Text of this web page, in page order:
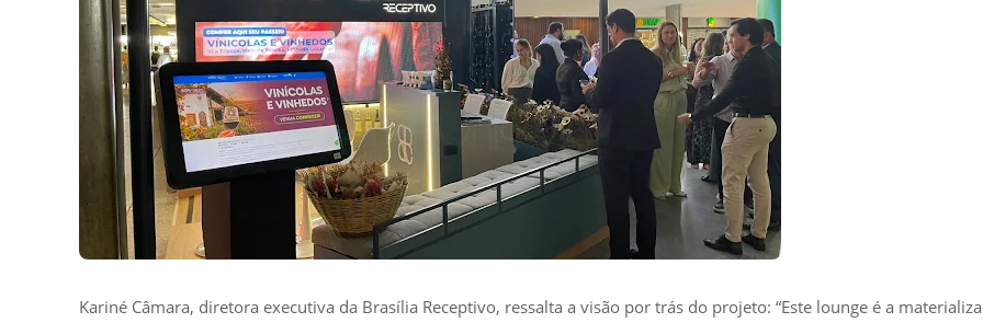
Kariné Câmara, diretora executiva da Brasília Receptivo, ressalta a visão por trás do projeto: “Este lounge é a